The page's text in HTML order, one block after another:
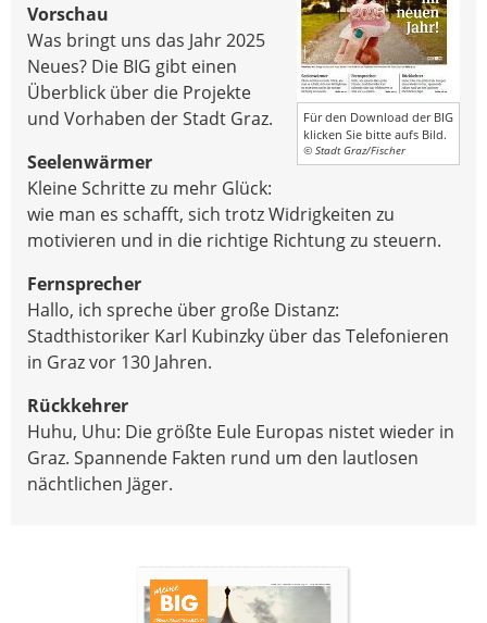
Für den Download der BIG
klicken Sie bitte aufs Bild.
© Stadt Graz/Fischer
Vorschau
Was bringt uns das Jahr 2025
Neues? Die BIG gibt einen
Überblick über die Projekte
und Vorhaben der Stadt Graz.
Seelenwärmer
Kleine Schritte zu mehr Glück:
wie man es schafft, sich trotz Widrigkeiten zu
motivieren und in die richtige Richtung zu steuern.
Fernsprecher
Hallo, ich spreche über große Distanz:
Stadthistoriker Karl Kubinzky über das Telefonieren
in Graz vor 130 Jahren.
Rückkehrer
Huhu, Uhu: Die größte Eule Europas nistet wieder in
Graz. Spannende Fakten rund um den lautlosen
nächtlichen Jäger.